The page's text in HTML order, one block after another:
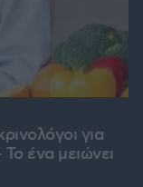
για
ένα μειώνει